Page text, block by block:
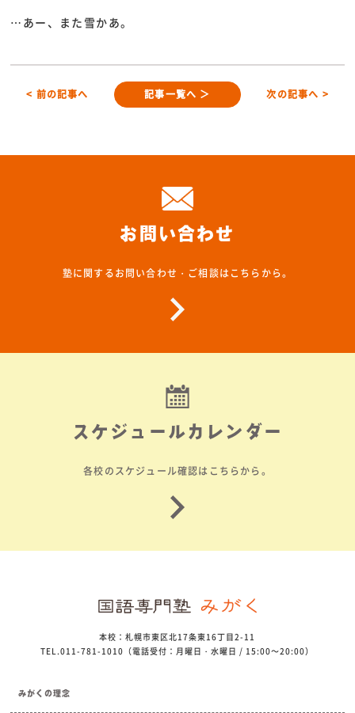
…あー、また雪かあ。
< 前の記事へ 記事一覧へ ＞ 次の記事へ >
お問い合わせ
塾に関するお問い合わせ・ご相談はこちらから。
スケジュールカレンダー
各校のスケジュール確認はこちらから。
本校：札幌市東区北17条東16丁目2-11
TEL.011-781-1010（電話受付：月曜日・水曜日 / 15:00～20:00）
みがくの理念